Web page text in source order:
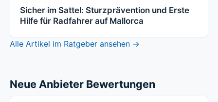
Sicher im Sattel: Sturzprävention und Erste
Hilfe für Radfahrer auf Mallorca
Alle Artikel im Ratgeber ansehen →
Neue Anbieter Bewertungen